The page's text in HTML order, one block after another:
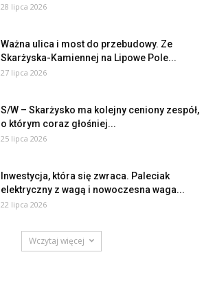
28 lipca 2026
Ważna ulica i most do przebudowy. Ze
Skarżyska-Kamiennej na Lipowe Pole...
27 lipca 2026
S/W – Skarżysko ma kolejny ceniony zespół,
o którym coraz głośniej...
25 lipca 2026
Inwestycja, która się zwraca. Paleciak
elektryczny z wagą i nowoczesna waga...
22 lipca 2026
Wczytaj więcej